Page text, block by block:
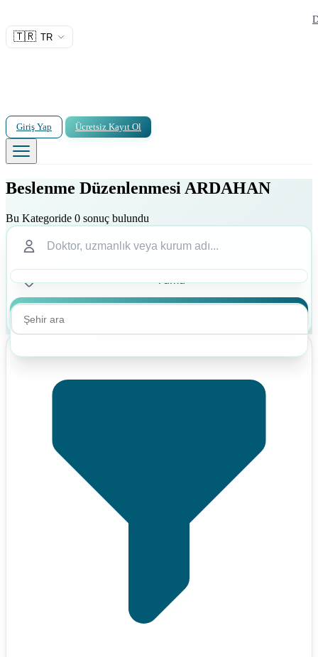
🇹🇷 TR
Giriş Yap Ücretsiz Kayıt Ol
Beslenme Düzenlenmesi ARDAHAN
Bu Kategoride 0 sonuç bulundu